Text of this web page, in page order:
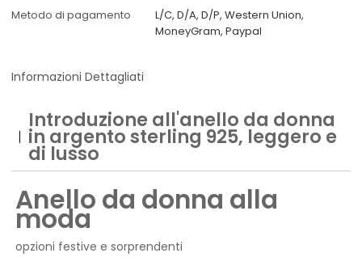
Metodo di pagamento
L/C, D/A, D/P, Western Union,
MoneyGram, Paypal
Informazioni Dettagliati
Introduzione all'anello da donna
in argento sterling 925, leggero e
di lusso
Anello da donna alla
moda
opzioni festive e sorprendenti